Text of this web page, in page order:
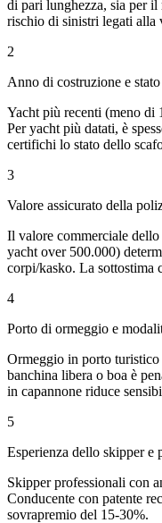
di pari lunghezza, sia per
rischio di sinistri legati alla
2
Anno di costruzione e
Yacht più recenti (meno
Per yacht più datati, è
certifichi lo stato dello
3
Valore assicurato della
Il valore commerciale
yacht over 500.000)
corpi/kasko. La sottostima
4
Porto di ormeggio e
Ormeggio in porto
banchina libera o boa è
in capannone riduce
5
Esperienza dello skipper e
Skipper professionali con
Conducente con patente
sovrapremio del 15-30%.